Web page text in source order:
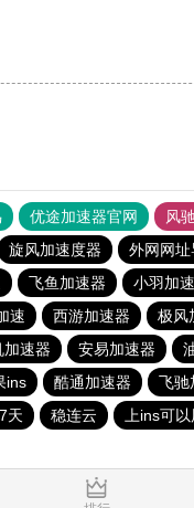
优途加速器官网 风
旋风加速度器 外网网址
飞鱼加速器 小羽加
速 西游加速器 极风
加速器 安易加速器
ins 酷通加速器
飞驰
天 稳连云 上ins可